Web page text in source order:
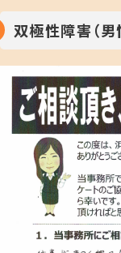
双極性障害（男